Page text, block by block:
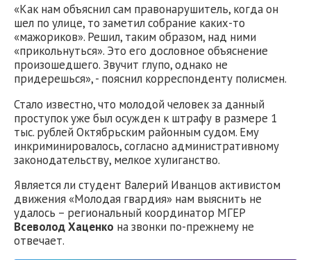
«Как нам объяснил сам правонарушитель, когда он
шел по улице, то заметил собрание каких-то
«мажориков». Решил, таким образом, над ними
«прикольнуться». Это его дословное объяснение
произошедшего. Звучит глупо, однако не
придерешься», - пояснил корреспонденту полисмен.
Стало известно, что молодой человек за данный
проступок уже был осужден к штрафу в размере 1
тыс. рублей Октябрьским районным судом. Ему
инкриминировалось, согласно административному
законодательству, мелкое хулиганство.
Является ли студент Валерий Иванцов активистом
движения «Молодая гвардия» нам выяснить не
удалось – региональный координатор МГЕР
Всеволод Хаценко на звонки по-прежнему не
отвечает.